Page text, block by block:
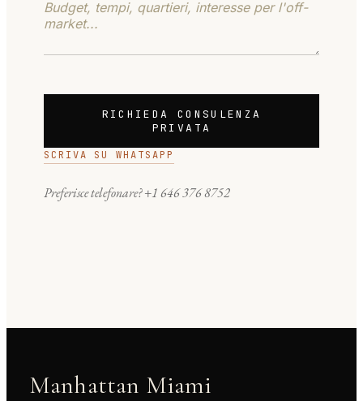
RICHIEDA CONSULENZA
PRIVATA
SCRIVA SU WHATSAPP
Preferisce telefonare?+1 646 376 8752
Manhattan Miami